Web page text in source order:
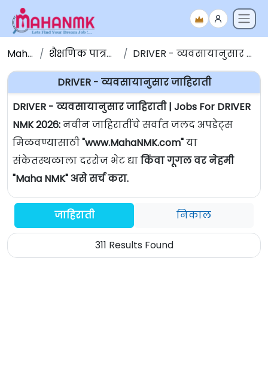
Maha NMK शैक्षणिक पात्रतेनुसार जाहिराती DRIVER - व्यवसायानुसार जाहिराती | Jobs For DRIVER
DRIVER - व्यवसायानुसार जाहिराती
DRIVER - व्यवसायानुसार जाहिराती | Jobs For DRIVER
NMK 2026:नवीन जाहिरातींचे सर्वात जलद अपडेट्स
मिळवण्यासाठी"www.MahaNMK.com"या
संकेतस्थळाला दररोज भेट द्याकिंवा गूगल वर नेहमी
"Maha NMK" असे सर्च करा.
जाहिराती निकाल
311 Results Found